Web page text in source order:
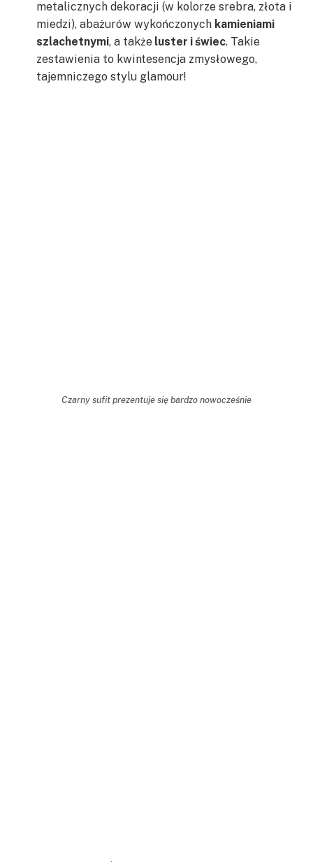
metalicznych dekoracji (w kolorze srebra, złota i
miedzi), abażurów wykończonych kamieniami
szlachetnymi, a także luster i świec. Takie
zestawienia to kwintesencja zmysłowego,
tajemniczego stylu glamour!
Czarny sufit prezentuje się bardzo nowocześnie